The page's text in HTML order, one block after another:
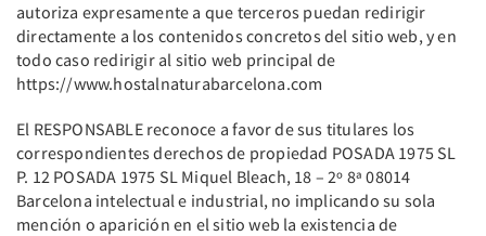
autoriza expresamente a que terceros puedan redirigir
directamente a los contenidos concretos del sitio web, y en
todo caso redirigir al sitio web principal de
https://www.hostalnaturabarcelona.com
El RESPONSABLE reconoce a favor de sus titulares los
correspondientes derechos de propiedad POSADA 1975 SL
P. 12 POSADA 1975 SL Miquel Bleach, 18 – 2º 8ª 08014
Barcelona intelectual e industrial, no implicando su sola
mención o aparición en el sitio web la existencia de